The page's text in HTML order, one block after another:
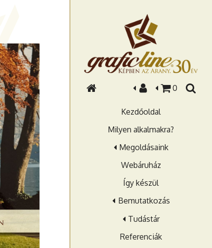
0
Kezdőoldal
Milyen alkalmakra?
Megoldásaink
Webáruház
Így készül
Bemutatkozás
Tudástár
Referenciák